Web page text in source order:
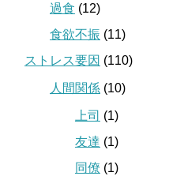
過食 (12)
食欲不振 (11)
ストレス要因 (110)
人間関係 (10)
上司 (1)
友達 (1)
同僚 (1)